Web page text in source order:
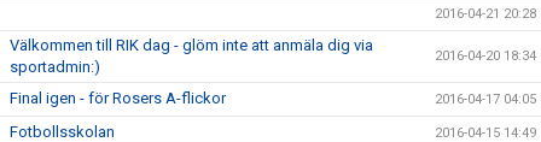
2016-04-21 20:28
Välkommen till RIK dag - glöm inte att anmäla dig via
sportadmin:)
2016-04-20 18:34
Final igen - för Rosers A-flickor 2016-04-17 04:05
Fotbollsskolan 2016-04-15 14:49